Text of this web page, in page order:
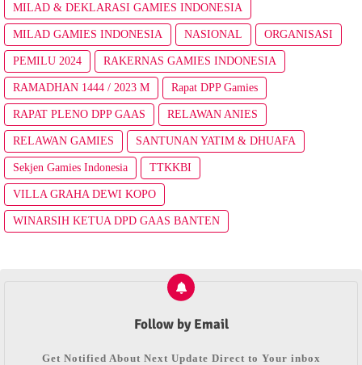
MILAD & DEKLARASI GAMIES INDONESIA
MILAD GAMIES INDONESIA NASIONAL ORGANISASI
PEMILU 2024 RAKERNAS GAMIES INDONESIA
RAMADHAN 1444 / 2023 M Rapat DPP Gamies
RAPAT PLENO DPP GAAS RELAWAN ANIES
RELAWAN GAMIES SANTUNAN YATIM & DHUAFA
Sekjen Gamies Indonesia TTKKBI
VILLA GRAHA DEWI KOPO
WINARSIH KETUA DPD GAAS BANTEN
Follow by Email
Get Notified About Next Update Direct to Your inbox